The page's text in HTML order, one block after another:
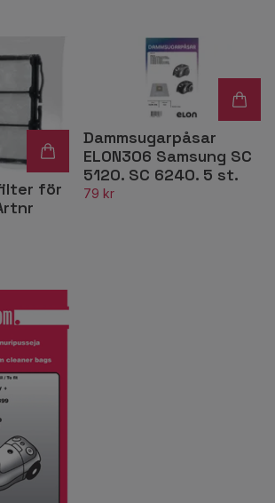
för
Dammsugarpåsar
ELON306 Samsung SC
5120. SC 6240. 5 st.
79 kr